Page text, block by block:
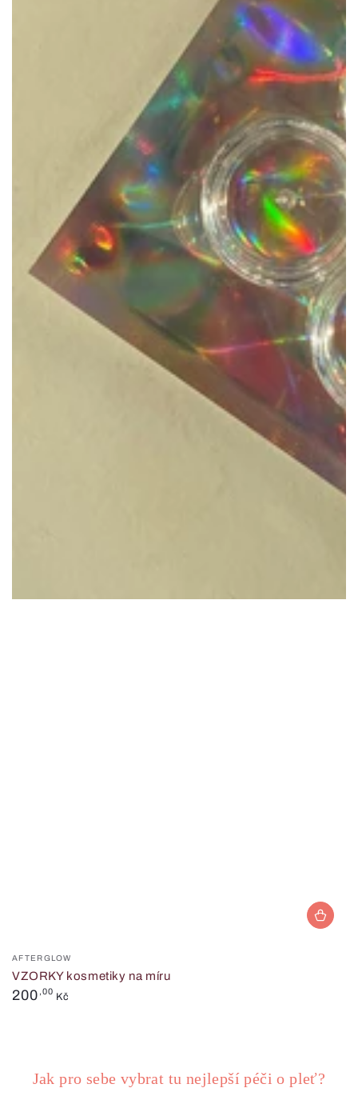
Prodejce:
AFTERGLOW
VZORKY kosmetiky na míru
Běžná
200 ,00 Kč
Jak pro sebe vybrat tu nejlepší péči o pleť?